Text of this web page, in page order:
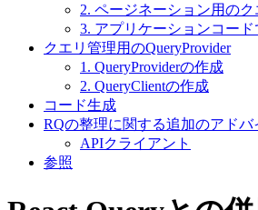
2. ページネーション用の
3. アプリケーションコード
クエリ管理用のQueryProvider
1. QueryProviderの作成
2. QueryClientの作成
コード生成
RQの整理に関する追加のアドバ
APIクライアント
参照